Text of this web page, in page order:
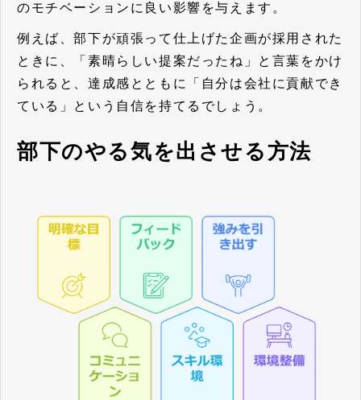
のモチベーションに良い影響を与えます。
例えば、部下が頑張って仕上げた企画が採用された
ときに、「素晴らしい提案だったね」と言葉をかけ
られると、達成感とともに「自分は会社に貢献でき
ている」という自信を持てるでしょう。
部下のやる気を出させる方法